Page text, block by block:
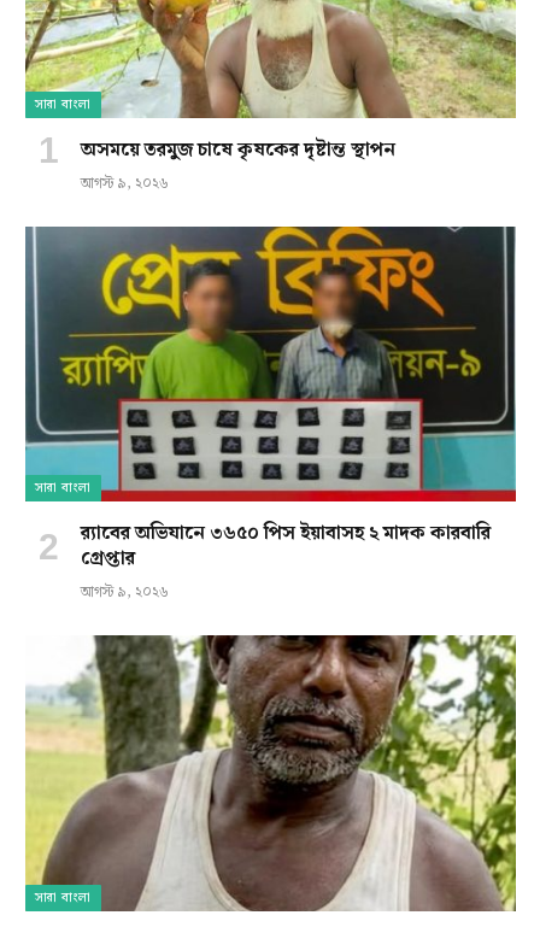
সারা বাংলা
অসময়ে তরমুজ চাষে কৃষকের দৃষ্টান্ত স্থাপন
আগস্ট ৯, ২০২৬
সারা বাংলা
র‍্যাবের অভিযানে ৩৬৫০ পিস ইয়াবাসহ ২ মাদক কারবারি
গ্রেপ্তার
আগস্ট ৯, ২০২৬
সারা বাংলা